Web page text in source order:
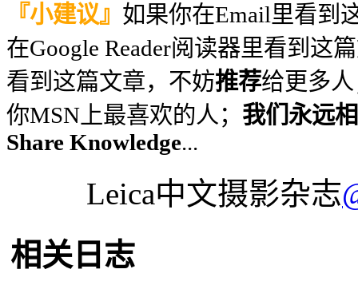
『小建议』 如果你在Email里看到
在Google Reader阅读器里看到这
看到这篇文章，不妨推荐给更多
你MSN上最喜欢的人； 我们永远
Share Knowledge...
Leica中文摄影杂志
相关日志